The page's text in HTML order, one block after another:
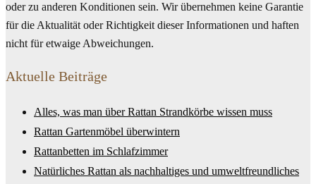
oder zu anderen Konditionen sein. Wir übernehmen keine Garantie
für die Aktualität oder Richtigkeit dieser Informationen und haften
nicht für etwaige Abweichungen.
Aktuelle Beiträge
Alles, was man über Rattan Strandkörbe wissen muss
Rattan Gartenmöbel überwintern
Rattanbetten im Schlafzimmer
Natürliches Rattan als nachhaltiges und umweltfreundliches